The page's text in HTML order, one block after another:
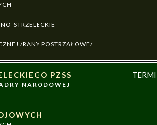
STRZELECKIE
/RANY POSTRZAŁOWE/
PZSS
NARODOWEJ